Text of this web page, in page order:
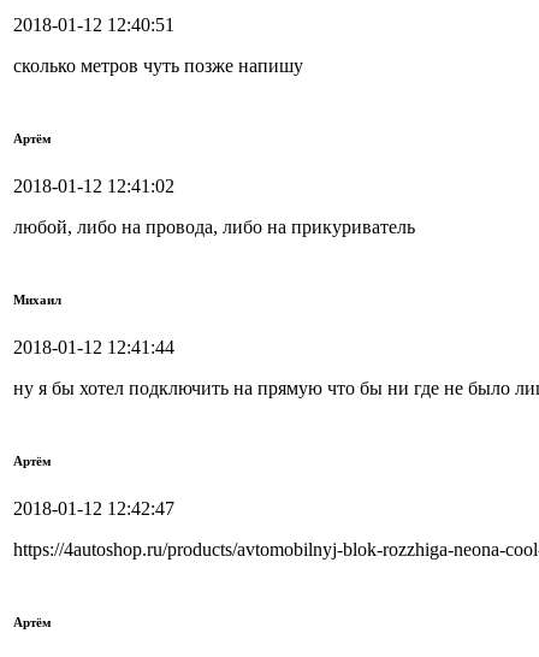
2018-01-12 12:40:51
сколько метров чуть позже напишу
Артём
2018-01-12 12:41:02
любой, либо на провода, либо на прикуриватель
Михаил
2018-01-12 12:41:44
ну я бы хотел подключить на прямую что бы ни где не было
Артём
2018-01-12 12:42:47
https://4autoshop.ru/products/avtomobilnyj-blok-rozzhiga-neona-
Артём